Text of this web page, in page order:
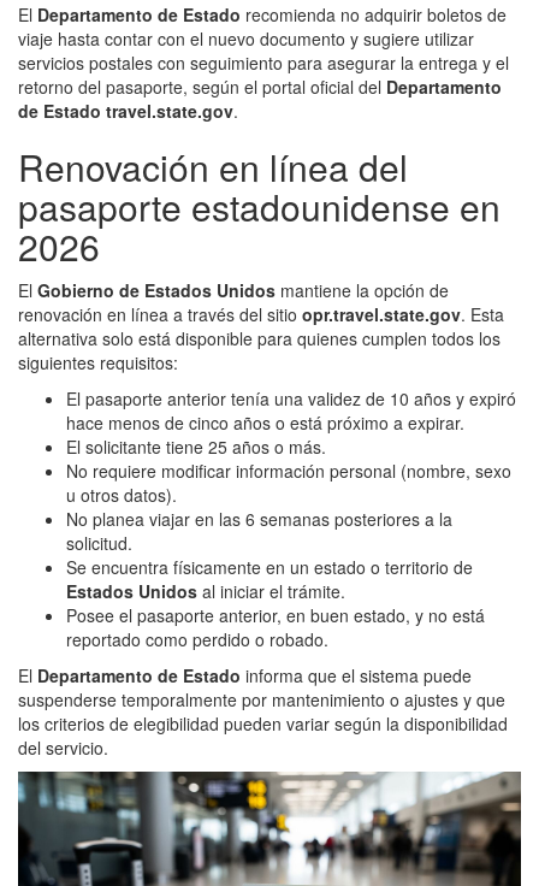
El Departamento de Estado recomienda no adquirir boletos de
viaje hasta contar con el nuevo documento y sugiere utilizar
servicios postales con seguimiento para asegurar la entrega y el
retorno del pasaporte, según el portal oficial del Departamento
de Estado travel.state.gov.
Renovación en línea del
pasaporte estadounidense en
2026
El Gobierno de Estados Unidos mantiene la opción de
renovación en línea a través del sitio opr.travel.state.gov. Esta
alternativa solo está disponible para quienes cumplen todos los
siguientes requisitos:
El pasaporte anterior tenía una validez de 10 años y expiró
hace menos de cinco años o está próximo a expirar.
El solicitante tiene 25 años o más.
No requiere modificar información personal (nombre, sexo
u otros datos).
No planea viajar en las 6 semanas posteriores a la
solicitud.
Se encuentra físicamente en un estado o territorio de
Estados Unidos al iniciar el trámite.
Posee el pasaporte anterior, en buen estado, y no está
reportado como perdido o robado.
El Departamento de Estado informa que el sistema puede
suspenderse temporalmente por mantenimiento o ajustes y que
los criterios de elegibilidad pueden variar según la disponibilidad
del servicio.